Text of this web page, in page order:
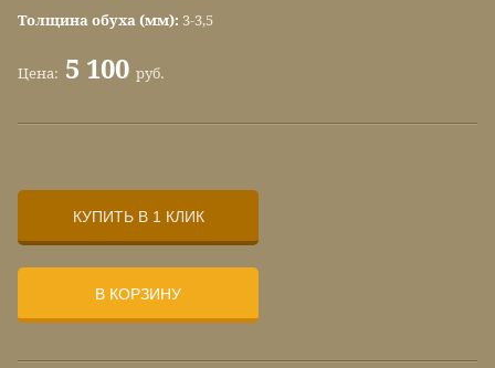
Толщина обуха (мм): 3-3,5
Цена: 5 100 руб.
КУПИТЬ В 1 КЛИК
В КОРЗИНУ